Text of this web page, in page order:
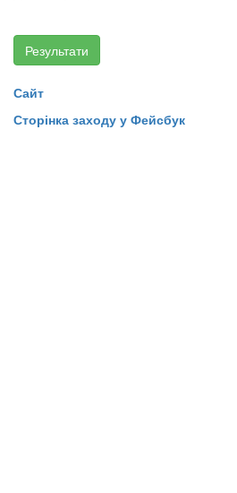
Результати
Сайт
Сторінка заходу у Фейсбук